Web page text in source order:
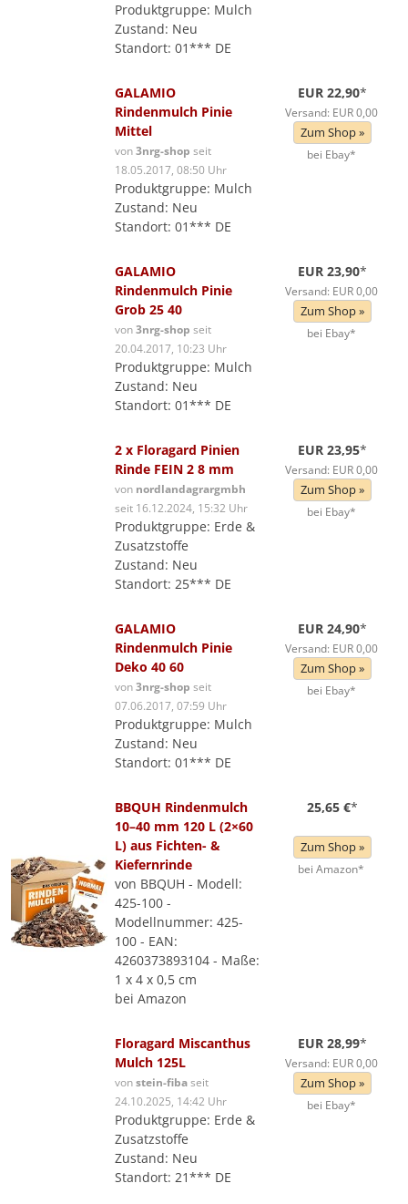
Produktgruppe: Mulch
Zustand: Neu
Standort: 01*** DE
GALAMIO
Rindenmulch Pinie
Mittel
von3nrg-shop seit
18.05.2017, 08:50 Uhr
Produktgruppe: Mulch
Zustand: Neu
Standort: 01*** DE
EUR 22,90*
Versand: EUR 0,00
Zum Shop »
bei Ebay*
GALAMIO
Rindenmulch Pinie
Grob 25 40
von3nrg-shop seit
20.04.2017, 10:23 Uhr
Produktgruppe: Mulch
Zustand: Neu
Standort: 01*** DE
EUR 23,90*
Versand: EUR 0,00
Zum Shop »
bei Ebay*
2 x Floragard Pinien
Rinde FEIN 2 8 mm
von nordlandagrargmbh
seit 16.12.2024, 15:32 Uhr
Produktgruppe: Erde &
Zusatzstoffe
Zustand: Neu
Standort: 25*** DE
EUR 23,95*
Versand: EUR 0,00
Zum Shop »
bei Ebay*
GALAMIO
Rindenmulch Pinie
Deko 40 60
von3nrg-shop seit
07.06.2017, 07:59 Uhr
Produktgruppe: Mulch
Zustand: Neu
Standort: 01*** DE
EUR 24,90*
Versand: EUR 0,00
Zum Shop »
bei Ebay*
BBQUH Rindenmulch
10–40 mm 120 L (2×60
L) aus Fichten- &
Kiefernrinde
von BBQUH - Modell:
425-100 -
Modellnummer: 425-
100 - EAN:
4260373893104 - Maße:
1 x 4 x 0,5 cm
bei Amazon
25,65 €*
Zum Shop »
bei Amazon*
Floragard Miscanthus
Mulch 125L
vonstein-fibaseit
24.10.2025, 14:42 Uhr
Produktgruppe: Erde &
Zusatzstoffe
Zustand: Neu
Standort: 21*** DE
EUR 28,99*
Versand: EUR 0,00
Zum Shop »
bei Ebay*